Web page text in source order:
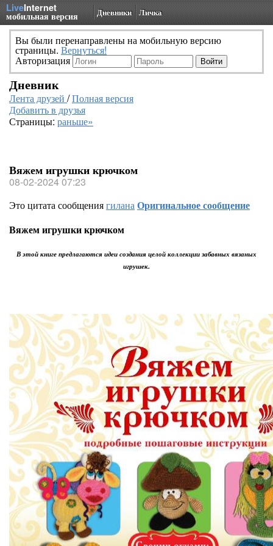
LiveInternet
мобильная версия Дневники Личка
Вы были перенаправлены на мобильную версию
страницы. Вернуться!
Авторизация
Дневник
Лента друзей /Полная версия
Добавить в друзья
Страницы: раньше»
Вяжем игрушки крючком
08-02-2024 07:23
Это цитата сообщениягиланаОригинальное сообщение
Вяжем игрушки крючком
В этой книге предлагаются идеи создания целой коллекции забавных вязаных
игрушек.